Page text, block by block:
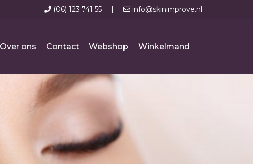
(06) 123 741 55 | info@skinimprove.nl
Over ons Contact Webshop Winkelmand